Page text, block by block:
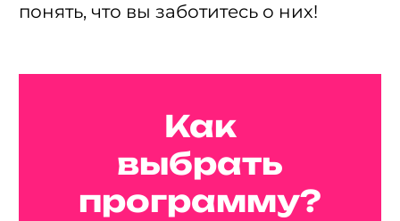
понять, что вы заботитесь о них!
Как
выбрать
программу?